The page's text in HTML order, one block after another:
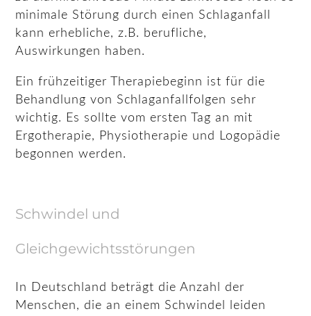
minimale Störung durch einen Schlaganfall
kann erhebliche, z.B. berufliche,
Auswirkungen haben.
Ein frühzeitiger Therapiebeginn ist für die
Behandlung von Schlaganfallfolgen sehr
wichtig. Es sollte vom ersten Tag an mit
Ergotherapie, Physiotherapie und Logopädie
begonnen werden.
Schwindel und
Gleichgewichtsstörungen
In Deutschland beträgt die Anzahl der
Menschen, die an einem Schwindel leiden